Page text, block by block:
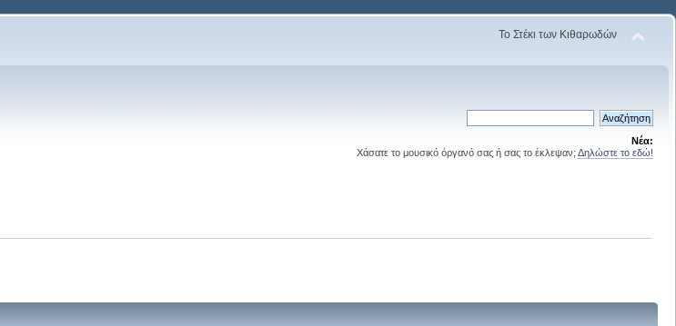
Το Στέκι των Κιθαρωδών
Νέα:
Χάσατε το μουσικό όργανό σας ή σας το έκλεψαν; Δηλώστε το εδώ!